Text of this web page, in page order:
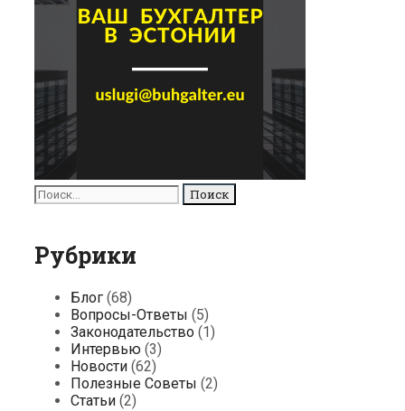
Поиск
для:
Рубрики
Блог (68)
Вопросы-Ответы (5)
Законодательство (1)
Интервью (3)
Новости (62)
Полезные Советы (2)
Статьи (2)